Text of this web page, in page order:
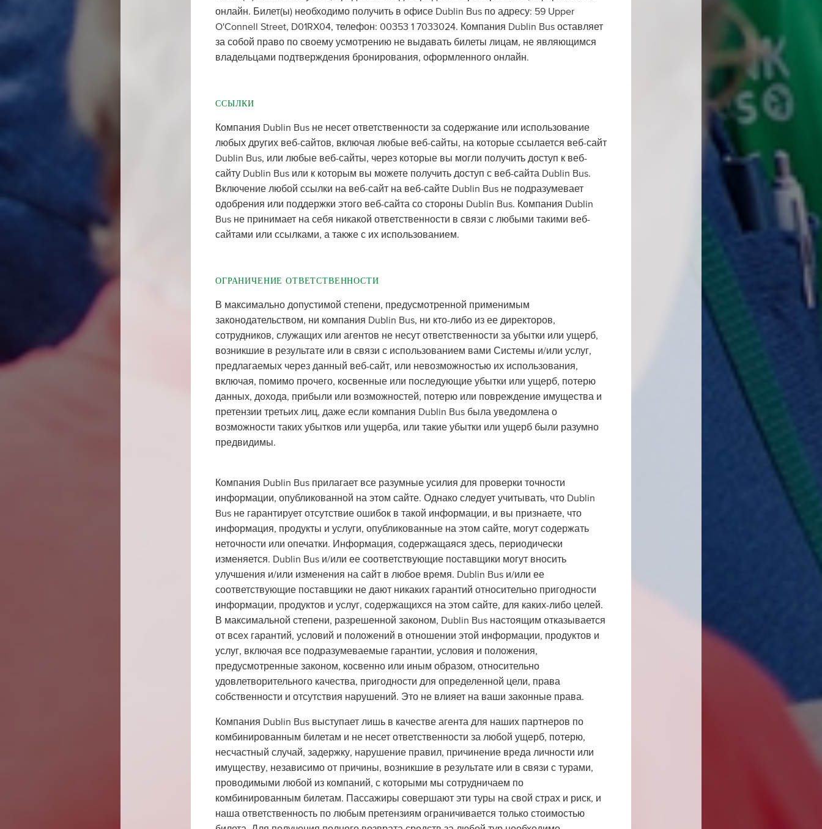
онлайн. Билет(ы) необходимо получить в офисе Dublin Bus по адресу: 59 Upper
O'Connell Street, D01RX04, телефон: 00353 1 7033024. Компания Dublin Bus оставляет
за собой право по своему усмотрению не выдавать билеты лицам, не являющимся
владельцами подтверждения бронирования, оформленного онлайн.
ССЫЛКИ
Компания Dublin Bus не несет ответственности за содержание или использование
любых других веб-сайтов, включая любые веб-сайты, на которые ссылается веб-сайт
Dublin Bus, или любые веб-сайты, через которые вы могли получить доступ к веб-
сайту Dublin Bus или к которым вы можете получить доступ с веб-сайта Dublin Bus.
Включение любой ссылки на веб-сайт на веб-сайте Dublin Bus не подразумевает
одобрения или поддержки этого веб-сайта со стороны Dublin Bus. Компания Dublin
Bus не принимает на себя никакой ответственности в связи с любыми такими веб-
сайтами или ссылками, а также с их использованием.
ОГРАНИЧЕНИЕ ОТВЕТСТВЕННОСТИ
В максимально допустимой степени, предусмотренной применимым
законодательством, ни компания Dublin Bus, ни кто-либо из ее директоров,
сотрудников, служащих или агентов не несут ответственности за убытки или ущерб,
возникшие в результате или в связи с использованием вами Системы и/или услуг,
предлагаемых через данный веб-сайт, или невозможностью их использования,
включая, помимо прочего, косвенные или последующие убытки или ущерб, потерю
данных, дохода, прибыли или возможностей, потерю или повреждение имущества и
претензии третьих лиц, даже если компания Dublin Bus была уведомлена о
возможности таких убытков или ущерба, или такие убытки или ущерб были разумно
предвидимы.
Компания Dublin Bus прилагает все разумные усилия для проверки точности
информации, опубликованной на этом сайте. Однако следует учитывать, что Dublin
Bus не гарантирует отсутствие ошибок в такой информации, и вы признаете, что
информация, продукты и услуги, опубликованные на этом сайте, могут содержать
неточности или опечатки. Информация, содержащаяся здесь, периодически
изменяется. Dublin Bus и/или ее соответствующие поставщики могут вносить
улучшения и/или изменения на сайт в любое время. Dublin Bus и/или ее
соответствующие поставщики не дают никаких гарантий относительно пригодности
информации, продуктов и услуг, содержащихся на этом сайте, для каких-либо целей.
В максимальной степени, разрешенной законом, Dublin Bus настоящим отказывается
от всех гарантий, условий и положений в отношении этой информации, продуктов и
услуг, включая все подразумеваемые гарантии, условия и положения,
предусмотренные законом, косвенно или иным образом, относительно
удовлетворительного качества, пригодности для определенной цели, права
собственности и отсутствия нарушений. Это не влияет на ваши законные права.
Компания Dublin Bus выступает лишь в качестве агента для наших партнеров по
комбинированным билетам и не несет ответственности за любой ущерб, потерю,
несчастный случай, задержку, нарушение правил, причинение вреда личности или
имуществу, независимо от причины, возникшие в результате или в связи с турами,
проводимыми любой из компаний, с которыми мы сотрудничаем по
комбинированным билетам. Пассажиры совершают эти туры на свой страх и риск, и
наша ответственность по любым претензиям ограничивается только стоимостью